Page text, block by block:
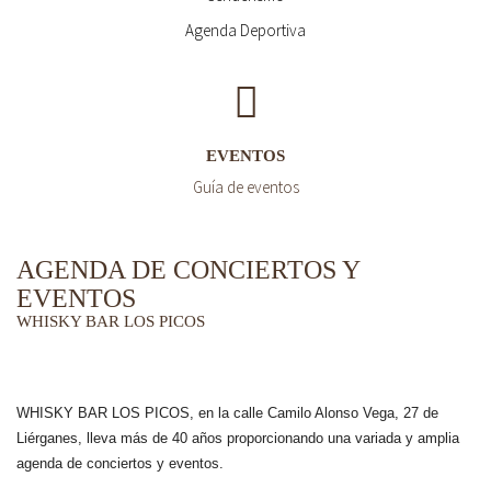
Agenda Deportiva
EVENTOS
Guía de eventos
AGENDA DE CONCIERTOS Y
EVENTOS
WHISKY BAR LOS PICOS
WHISKY BAR LOS PICOS, en la calle Camilo Alonso Vega, 27 de
Liérganes, lleva más de 40 años proporcionando una variada y amplia
agenda de conciertos y eventos.